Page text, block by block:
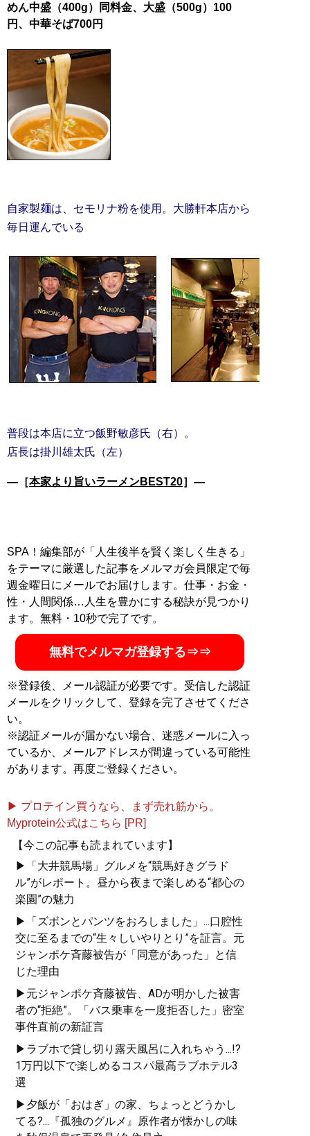
めん中盛（400g）同料金、大盛（500g）100
円、中華そば700円
自家製麺は、セモリナ粉を使用。大勝軒本店から
毎日運んでいる
普段は本店に立つ飯野敏彦氏（右）。
店長は掛川雄太氏（左）
―［本家より旨いラーメンBEST20］―
SPA！編集部が「人生後半を賢く楽しく生きる」
をテーマに厳選した記事をメルマガ会員限定で毎
週金曜日にメールでお届けします。仕事・お金・
性・人間関係…人生を豊かにする秘訣が見つかり
ます。無料・10秒で完了です。
無料でメルマガ登録する⇒⇒
※登録後、メール認証が必要です。受信した認証
メールをクリックして、登録を完了させてくださ
い。
※認証メールが届かない場合、迷惑メールに入っ
ているか、メールアドレスが間違っている可能性
があります。再度ご登録ください。
▶ プロテイン買うなら、まず売れ筋から。
Myprotein公式はこちら [PR]
【今この記事も読まれています】
▶「大井競馬場」グルメを“競馬好きグラド
ル”がレポート。昼から夜まで楽しめる“都心の
楽園”の魅力
▶「ズボンとパンツをおろしました」...口腔性
交に至るまでの“生々しいやりとり”を証言。元
ジャンポケ斉藤被告が「同意があった」と信
じた理由
▶元ジャンポケ斉藤被告、ADが明かした被害
者の“拒絶”。「バス乗車を一度拒否した」密室
事件直前の新証言
▶ラブホで貸し切り露天風呂に入れちゃう...!?
1万円以下で楽しめるコスパ最高ラブホテル3
選
▶夕飯が「おはぎ」の家、ちょっとどうかし
てる?...『孤独のグルメ』原作者が懐かしの味